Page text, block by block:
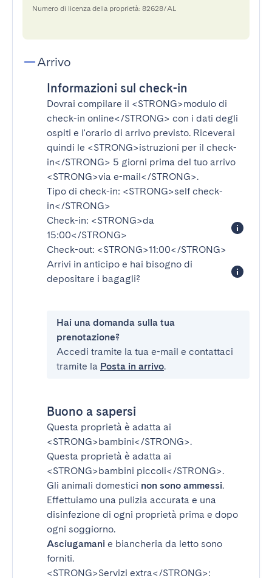
Numero di licenza della proprietà: 82628/AL
Arrivo
Informazioni sul check-in
Dovrai compilare il <STRONG>modulo di
check-in online</STRONG> con i dati degli
ospiti e l'orario di arrivo previsto. Riceverai
quindi le <STRONG>istruzioni per il check-
in</STRONG> 5 giorni prima del tuo arrivo
<STRONG>via e-mail</STRONG>.
Tipo di check-in: <STRONG>self check-
in</STRONG>
Check-in: <STRONG>da
15:00</STRONG>
Check-out: <STRONG>11:00</STRONG>
Arrivi in anticipo e hai bisogno di
depositare i bagagli?
Hai una domanda sulla tua
prenotazione?
Accedi tramite la tua e-mail e contattaci
tramite la Posta in arrivo.
Buono a sapersi
Questa proprietà è adatta ai
<STRONG>bambini</STRONG>.
Questa proprietà è adatta ai
<STRONG>bambini piccoli</STRONG>.
Gli animali domestici non sono ammessi.
Effettuiamo una pulizia accurata e una
disinfezione di ogni proprietà prima e dopo
ogni soggiorno.
Asciugamani e biancheria da letto sono
forniti.
<STRONG>Servizi extra</STRONG>: